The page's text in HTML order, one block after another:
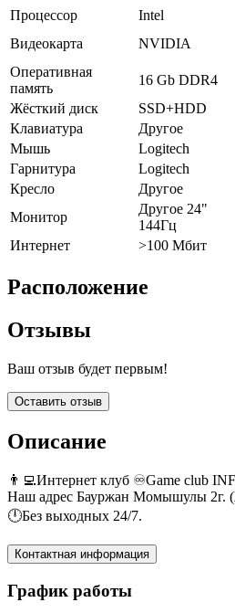
Процессор Intel
Видеокарта
NVIDIA
Оперативная
память
16 Gb DDR4
Жёсткий диск
SSD+HDD
Клавиатура
Другое
Мышь
Logitech
Гарнитура
Logitech
Кресло
Другое
Монитор
Другое 24"
144Гц
Интернет
>100 Мбит
Расположение
Отзывы
Ваш отзыв будет первым!
Оставить отзыв
Описание
👨‍💻Интернет клуб ♾Game club
Наш адрес Бауржан Момышулы 2г.
🕛Без выходных 24/7.
Контактная информация
График работы